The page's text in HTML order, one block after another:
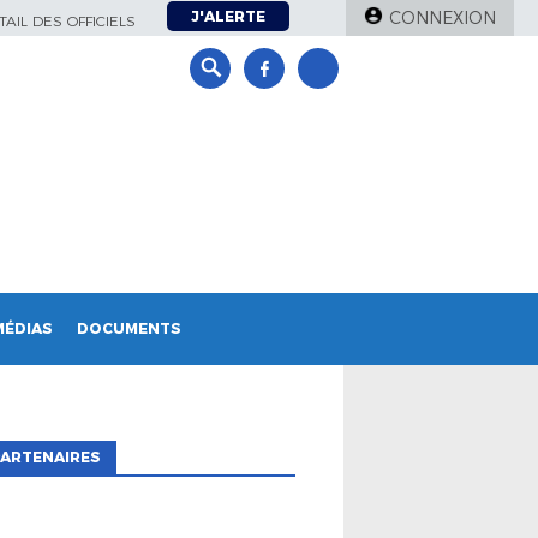
DES OFFICIELS J'ALERTE CONNEXION
DOCUMENTS